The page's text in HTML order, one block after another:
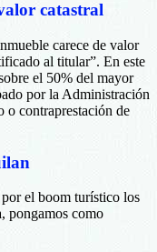
catastral
carece de valor
al titular”. En este
el 50% del mayor
por la Administración
o contraprestación de
el boom turístico los
pongamos como